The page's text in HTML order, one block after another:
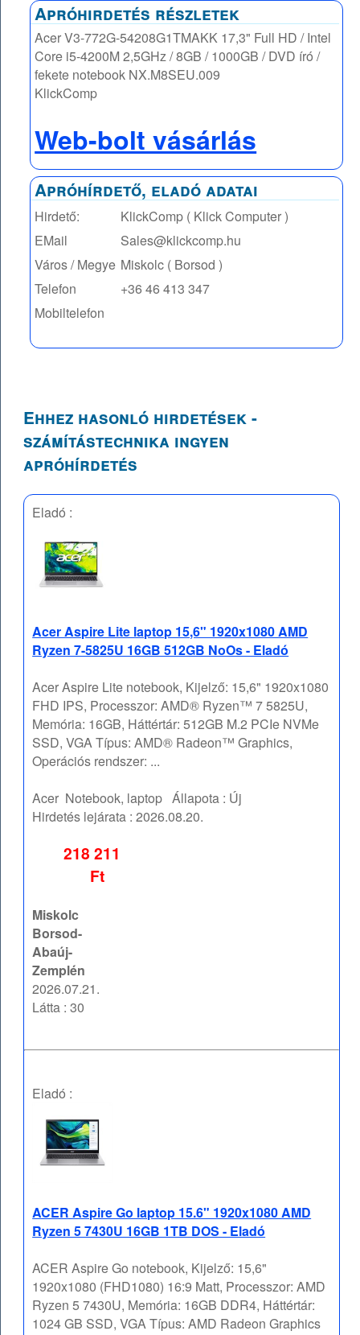
Apróhirdetés részletek
Acer V3-772G-54208G1TMAKK 17,3" Full HD / Intel
Core i5-4200M 2,5GHz / 8GB / 1000GB / DVD író /
fekete notebook NX.M8SEU.009
KlickComp
Web-bolt vásárlás
Apróhírdető, eladó adatai
Hirdető:
KlickComp ( Klick Computer )
EMail
Sales@klickcomp.hu
Város / Megye Miskolc ( Borsod )
Telefon
+36 46 413 347
Mobiltelefon
Ehhez hasonló hirdetések -
számítástechnika ingyen
apróhírdetés
Eladó :
Acer Aspire Lite laptop 15,6" 1920x1080 AMD
Ryzen 7-5825U 16GB 512GB NoOs - Eladó
Acer Aspire Lite notebook, Kijelző: 15,6" 1920x1080
FHD IPS, Processzor: AMD® Ryzen™ 7 5825U,
Memória: 16GB, Háttértár: 512GB M.2 PCIe NVMe
SSD, VGA Típus: AMD® Radeon™ Graphics,
Operációs rendszer: ...
Acer Notebook, laptop Állapota : Új
Hirdetés lejárata :2026.08.20.
218 211
Ft
Miskolc
Borsod-
Abaúj-
Zemplén
2026.07.21.
Látta : 30
Eladó :
ACER Aspire Go laptop 15.6" 1920x1080 AMD
Ryzen 5 7430U 16GB 1TB DOS - Eladó
ACER Aspire Go notebook, Kijelző: 15,6"
1920x1080 (FHD1080) 16:9 Matt, Processzor: AMD
Ryzen 5 7430U, Memória: 16GB DDR4, Háttértár:
1024 GB SSD, VGA Típus: AMD Radeon Graphics